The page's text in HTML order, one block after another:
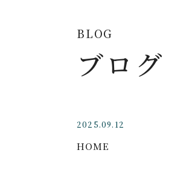
BLOG
ブログ
2025.09.12
HOME